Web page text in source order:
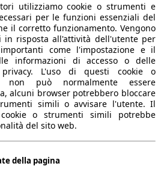
2
-
freni) -
freni)
-
150 l
181 g/km (komb.)
10.8 l/100km
Euro 6
utilizziamo cookie o strumenti e
per le funzioni essenziali del
il corretto funzionamento. Vengono
in risposta all'attività dell'utente per
come l'impostazione e il
informazioni di accesso o delle
L'uso di questi cookie o
non può normalmente essere
alcuni browser potrebbero bloccare
simili o avvisare l'utente. Il
o strumenti simili potrebbe
del sito web.
della pagina